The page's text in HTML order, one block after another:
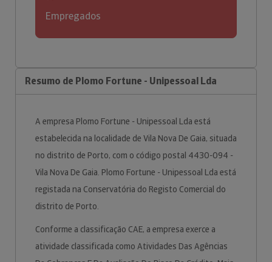
Empregados
Resumo de Plomo Fortune - Unipessoal Lda
A empresa Plomo Fortune - Unipessoal Lda está
estabelecida na localidade de Vila Nova De Gaia, situada
no distrito de Porto, com o código postal 4430-094 -
Vila Nova De Gaia. Plomo Fortune - Unipessoal Lda está
registada na Conservatória do Registo Comercial do
distrito de Porto.
Conforme a classificação CAE, a empresa exerce a
atividade classificada como Atividades Das Agências